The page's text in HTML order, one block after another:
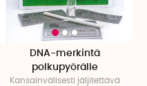
DNA-merkintä
polkupyörälle
Kansainvälisesti jäljitettävä